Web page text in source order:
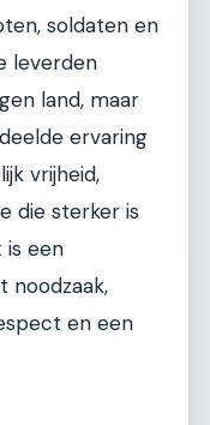
soldaten en
leverden
land, maar
ervaring
vrijheid,
die sterker is
is een
noodzaak,
en een